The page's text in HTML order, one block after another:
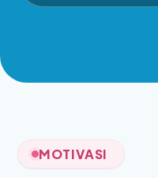
MOTIVASI